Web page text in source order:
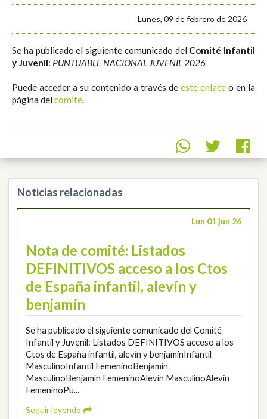
Lunes, 09 de febrero de 2026
Se ha publicado el siguiente comunicado del Comité Infantil
y Juvenil: PUNTUABLE NACIONAL JUVENIL 2026
Puede acceder a su contenido a través de este enlace o en la
página delcomité
Noticias relacionadas
Lun 01 jun 26
Nota de comité: Listados
DEFINITIVOS acceso a los Ctos
de España infantil, alevín y
benjamín
Se ha publicado el siguiente comunicado del Comité
Infantil y Juvenil: Listados DEFINITIVOS acceso a los
Ctos de España infantil, alevín y benjamínInfantil
MasculinoInfantil FemeninoBenjamín
MasculinoBenjamín FemeninoAlevín MasculinoAlevin
FemeninoPu...
Seguir leyendo